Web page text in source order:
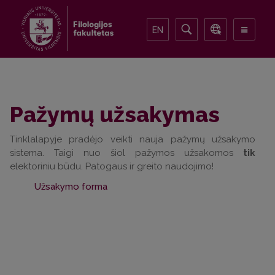
EN
Pažymų užsakymas
Tinklalapyje pradėjo veikti nauja pažymų užsakymo
sistema. Taigi nuo šiol pažymos užsakomos tik
elektoriniu būdu. Patogaus ir greito naudojimo!
Užsakymo forma